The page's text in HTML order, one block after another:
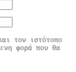
τον ιστότοπο
φορά που θα